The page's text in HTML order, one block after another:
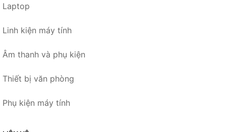
Laptop
Linh kiện máy tính
Âm thanh và phụ kiện
Thiết bị văn phòng
Phụ kiện máy tính